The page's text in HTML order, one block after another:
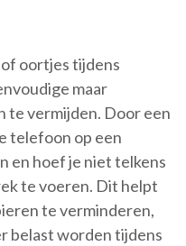
oortjes tijdens
maar
te vermijden. Door een
telefoon op een
en hoef je niet telkens
te voeren. Dit helpt
te verminderen,
belast worden tijdens